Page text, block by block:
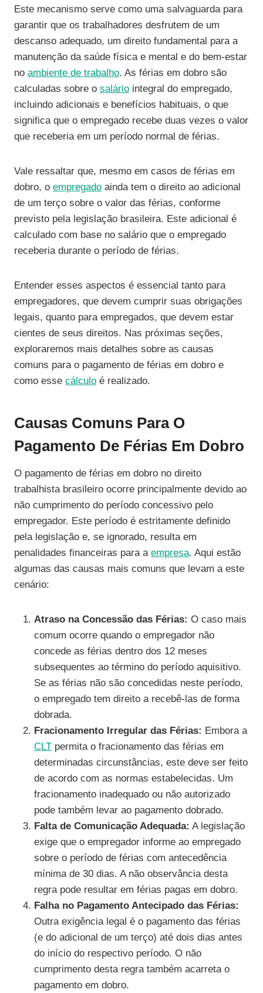
Este mecanismo serve como uma salvaguarda para
garantir que os trabalhadores desfrutem de um
descanso adequado, um direito fundamental para a
manutenção da saúde física e mental e do bem-estar
no ambiente de trabalho. As férias em dobro são
calculadas sobre o salário integral do empregado,
incluindo adicionais e benefícios habituais, o que
significa que o empregado recebe duas vezes o valor
que receberia em um período normal de férias.
Vale ressaltar que, mesmo em casos de férias em
dobro, o empregado ainda tem o direito ao adicional
de um terço sobre o valor das férias, conforme
previsto pela legislação brasileira. Este adicional é
calculado com base no salário que o empregado
receberia durante o período de férias.
Entender esses aspectos é essencial tanto para
empregadores, que devem cumprir suas obrigações
legais, quanto para empregados, que devem estar
cientes de seus direitos. Nas próximas seções,
exploraremos mais detalhes sobre as causas
comuns para o pagamento de férias em dobro e
como esse cálculo é realizado.
Causas Comuns Para O
Pagamento De Férias Em Dobro
O pagamento de férias em dobro no direito
trabalhista brasileiro ocorre principalmente devido ao
não cumprimento do período concessivo pelo
empregador. Este período é estritamente definido
pela legislação e, se ignorado, resulta em
penalidades financeiras para a empresa. Aqui estão
algumas das causas mais comuns que levam a este
cenário:
Atraso na Concessão das Férias: O caso mais
comum ocorre quando o empregador não
concede as férias dentro dos 12 meses
subsequentes ao término do período aquisitivo.
Se as férias não são concedidas neste período,
o empregado tem direito a recebê-las de forma
dobrada.
Fracionamento Irregular das Férias: Embora a
CLT permita o fracionamento das férias em
determinadas circunstâncias, este deve ser feito
de acordo com as normas estabelecidas. Um
fracionamento inadequado ou não autorizado
pode também levar ao pagamento dobrado.
Falta de Comunicação Adequada: A legislação
exige que o empregador informe ao empregado
sobre o período de férias com antecedência
mínima de 30 dias. A não observância desta
regra pode resultar em férias pagas em dobro.
Falha no Pagamento Antecipado das Férias:
Outra exigência legal é o pagamento das férias
(e do adicional de um terço) até dois dias antes
do início do respectivo período. O não
cumprimento desta regra também acarreta o
pagamento em dobro.